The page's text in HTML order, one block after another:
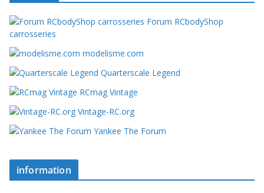
Forum RCbodyShop
carrosseries
modelisme.com
Quarterscale Legend
RCmag Vintage
Vintage-RC.org
Yankee The Forum
information